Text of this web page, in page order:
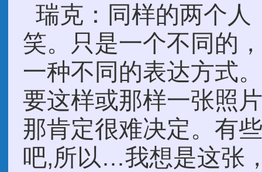
瑞克：同样的两个人
笑。只是一个不同的
一种不同的表达方式
要这样或那样一张照
那肯定很难决定。有
吧,所以…我想是这张